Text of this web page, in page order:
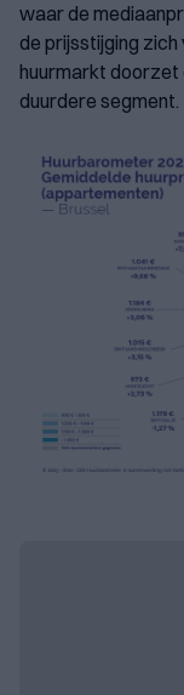
waar de
de prijsstijging zich
huurmarkt doorzet
duurdere segment.